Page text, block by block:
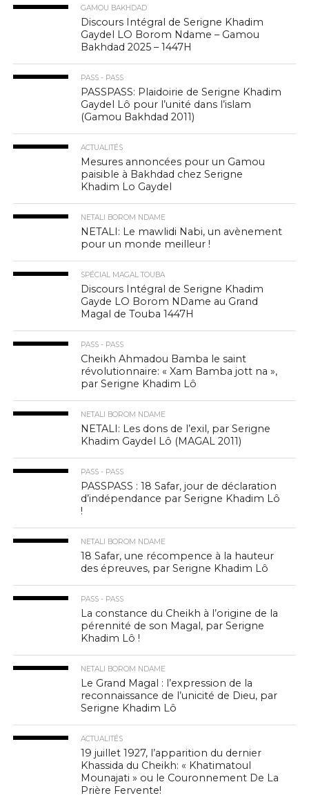
GAMOU BAKHDAD
Discours Intégral de Serigne Khadim
Gaydel LO Borom Ndame – Gamou
Bakhdad 2025 – 1447H
PASS - PASS
PASSPASS: Plaidoirie de Serigne Khadim
Gaydel Lô pour l’unité dans l’islam
(Gamou Bakhdad 2011)
ACTUALITÉS
Mesures annoncées pour un Gamou
paisible à Bakhdad chez Serigne
Khadim Lo Gaydel
NETALI BOROM NDAME
NETALI: Le mawlidi Nabi, un avènement
pour un monde meilleur !
SPÉCIAL MAGAL TOUBA
Discours Intégral de Serigne Khadim
Gayde LO Borom NDame au Grand
Magal de Touba 1447H
PASS - PASS
Cheikh Ahmadou Bamba le saint
révolutionnaire: « Xam Bamba jott na »,
par Serigne Khadim Lô
NETALI BOROM NDAME
NETALI: Les dons de l’exil, par Serigne
Khadim Gaydel Lô (MAGAL 2011)
PASS - PASS
PASSPASS : 18 Safar, jour de déclaration
d’indépendance par Serigne Khadim Lô
!
NETALI BOROM NDAME
18 Safar, une récompence à la hauteur
des épreuves, par Serigne Khadim Lô
PASS - PASS
La constance du Cheikh à l’origine de la
pérennité de son Magal, par Serigne
Khadim Lô !
NETALI BOROM NDAME
Le Grand Magal : l’expression de la
reconnaissance de l’unicité de Dieu, par
Serigne Khadim Lô
ACTUALITÉS
19 juillet 1927, l’apparition du dernier
Khassida du Cheikh: « Khatimatoul
Mounajati » ou le Couronnement De La
Prière Fervente!